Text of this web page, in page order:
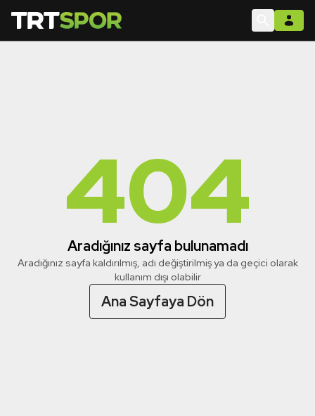
404
Aradığınız sayfa bulunamadı
Aradığınız sayfa kaldırılmış, adı değiştirilmiş ya da geçici olarak
kullanım dışı olabilir
Ana Sayfaya Dön